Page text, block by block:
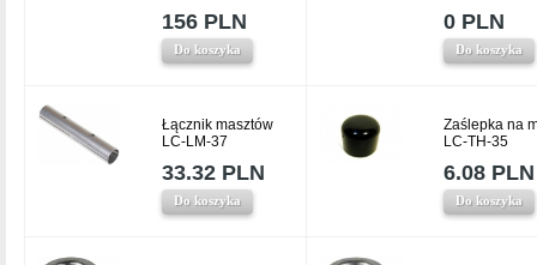
156 PLN
Do koszyka
0 PLN
Do koszyka
Łącznik masztów
LC-LM-37
33.32 PLN
Do koszyka
Zaślepka na
LC-TH-35
6.08 PLN
Do koszyka